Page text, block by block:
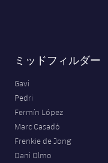
ミッドフィルダー
Gavi
Pedri
Fermín López
Marc Casadó
Frenkie de Jong
Dani Olmo